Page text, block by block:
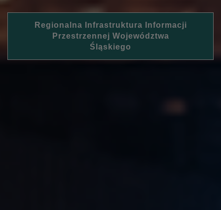
Regionalna Infrastruktura Informacji
Przestrzennej Województwa
Śląskiego